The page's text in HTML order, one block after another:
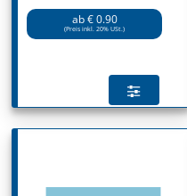
ab € 0.90
(Preis inkl. 20% USt.)